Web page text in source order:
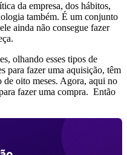
da empresa, dos hábitos,
também. É um conjunto
ainda não consegue fazer
olhando esses tipos de
para fazer uma aquisição, têm
de oito meses. Agora, aqui no
fazer uma compra. Então